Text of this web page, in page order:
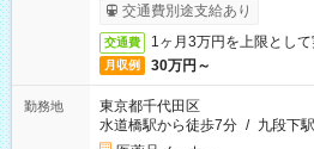
交通費別途支給あり
交通費 1ヶ月3万円を上限とし
月収例 30万円～
勤務地
東京都千代田区
水道橋駅から徒歩7分 / 九段下